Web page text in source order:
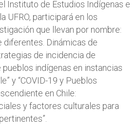
Instituto de Estudios Indígenas e
UFRO, participará en los
que llevan por nombre:
diferentes. Dinámicas de
de incidencia de
indígenas en instancias
y “COVID-19 y Pueblos
en Chile:
y factores culturales para